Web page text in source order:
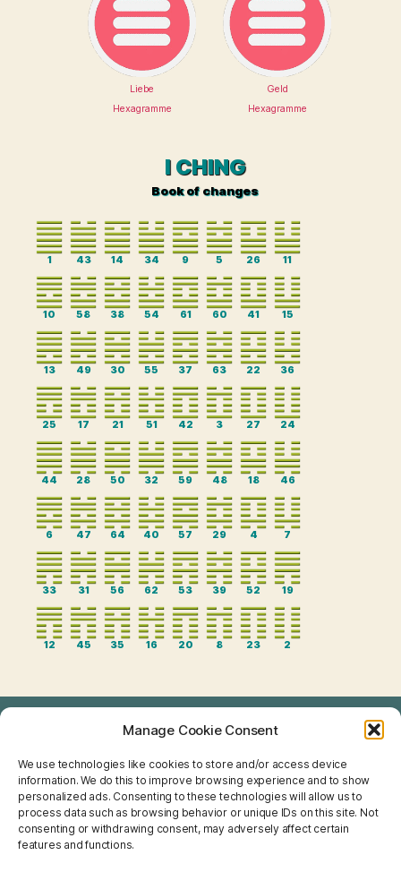
Manage Cookie Consent
We use technologies like cookies to store and/or access device
information. We do this to improve browsing experience and to show
personalized ads. Consenting to these technologies will allow us to
process data such as browsing behavior or unique IDs on this site. Not
consenting or withdrawing consent, may adversely affect certain
features and functions.
Liebe
Hexagramme
Geld
Hexagramme
I CHING
Book of changes
1 43 14 34 9 5 26 11
10 58 38 54 61 60 41 15
13 49 30 55 37 63 22 36
25 17 21 51 42 3 27 24
44 28 50 32 59 48 18 46
6 47 64 40 57 29 4 7
33 31 56 62 53 39 52 19
12 45 35 16 20 8 23 2
I CHING
NUMEROLOGIE
FENG SHUI